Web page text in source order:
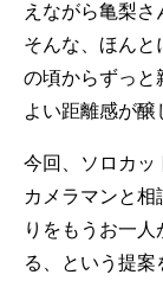
えながら亀梨さ
そんな、ほんと
の頃からずっと
よい距離感が醸
今回、ソロカッ
カメラマンと
りをもうお一
る、という提